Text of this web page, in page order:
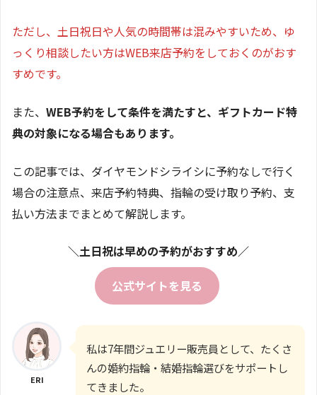
ただし、土日祝日や人気の時間帯は混みやすいため、ゆ
っくり相談したい方はWEB来店予約をしておくのがおす
すめです。
また、 WEB予約をして条件を満たすと、ギフトカード特
典の対象になる場合もあります。
この記事では、ダイヤモンドシライシに予約なしで行く
場合の注意点、来店予約特典、指輪の受け取り予約、支
払い方法までまとめて解説します。
＼土日祝は早めの予約がおすすめ／
公式サイトを見る
ERI
私は7年間ジュエリー販売員として、たくさ
んの婚約指輪・結婚指輪選びをサポートし
てきました。